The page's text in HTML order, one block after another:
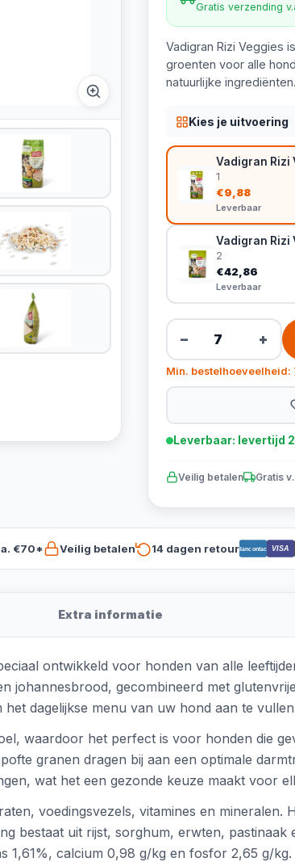
Gratis verzending
Vadigran Rizi Veggies
groenten voor alle
natuurlijke ingrediënten.
Kies je uitvoering
Vadigran Rizi
1
€9,88
Leverbaar
Vadigran Rizi
2
€42,86
Leverbaar
− +
Min. bestelhoeveelheid:
Leverbaar: levertijd
Veilig betalen Gratis
€70* Veilig betalen 14 dagen retourBancontact VISA
Extra informatie
ontwikkeld voor honden van alle
johannesbrood, gecombineerd met
dagelijkse menu van uw hond aan te
waardoor het perfect is voor honden die
granen dragen bij aan een optimale
wat het een gezonde keuze maakt voor
voedingsvezels, vitamines en mineralen.
bestaat uit rijst, sorghum, erwten, pastinaak
1,61%, calcium 0,98 g/kg en fosfor 2,65 g/kg.